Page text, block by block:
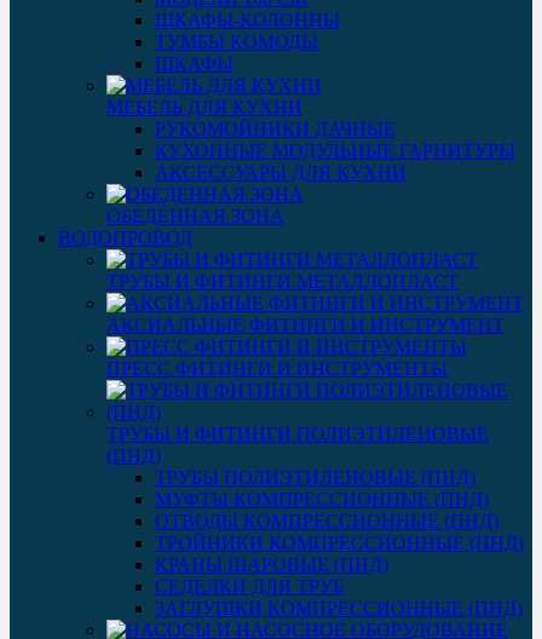
ШКАФЫ-КОЛОННЫ
ТУМБЫ КОМОДЫ
ШКАФЫ
МЕБЕЛЬ ДЛЯ КУХНИ
РУКОМОЙНИКИ ДАЧНЫЕ
КУХОННЫЕ МОДУЛЬНЫЕ ГАРНИТУРЫ
АКСЕССУАРЫ ДЛЯ КУХНИ
ОБЕДЕННАЯ ЗОНА
ВОДОПРОВОД
ТРУБЫ И ФИТИНГИ МЕТАЛЛОПЛАСТ
АКСИАЛЬНЫЕ ФИТИНГИ И ИНСТРУМЕНТ
ПРЕСС ФИТИНГИ И ИНСТРУМЕНТЫ
ТРУБЫ И ФИТИНГИ ПОЛИЭТИЛЕНОВЫЕ
(ПНД)
ТРУБЫ ПОЛИЭТИЛЕНОВЫЕ (ПНД)
МУФТЫ КОМПРЕССИОННЫЕ (ПНД)
ОТВОДЫ КОМПРЕССИОННЫЕ (ПНД)
ТРОЙНИКИ КОМПРЕССИОННЫЕ (ПНД)
КРАНЫ ШАРОВЫЕ (ПНД)
СЕДЕЛКИ ДЛЯ ТРУБ
ЗАГЛУШКИ КОМПРЕССИОННЫЕ (ПНД)